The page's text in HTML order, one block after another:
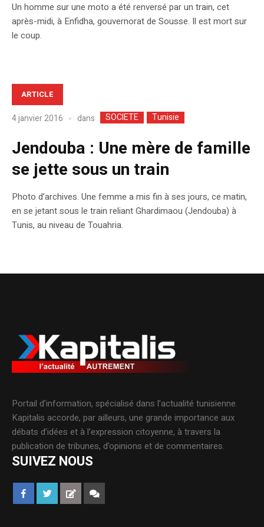
Un homme sur une moto a été renversé par un train, cet
après-midi, à Enfidha, gouvernorat de Sousse. Il est mort sur
le coup.
ARTICLE
4 janvier 2016 dans SOCIETE Tunisie
Jendouba : Une mère de famille
se jette sous un train
Photo d’archives. Une femme a mis fin à ses jours, ce matin,
en se jetant sous le train reliant Ghardimaou (Jendouba) à
Tunis, au niveau de Touahria.
Portail d’information, spécialisé dans l’actualité tunisienne.
Kapitalis accorde, par ailleurs, une grande importance aux
débats d’idées et à l’expression citoyenne, à travers la
publication de tribunes, d’opinions et de commentaires.
SUIVEZ NOUS